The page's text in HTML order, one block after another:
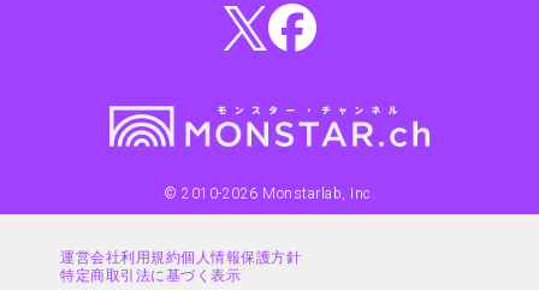
© 2010-2026 Monstarlab, Inc.
運営会社利用規約個人情報保護方針
特定商取引法に基づく表示